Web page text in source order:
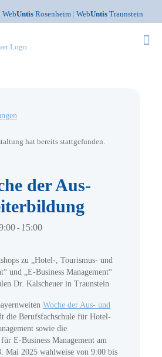
WebUntis Rosenheim | WebUntis Traunstein
hat bereits stattgefunden.
der Aus-
- 15:00
zu „Hotel-, Tourismus- und
und „E-Business Management“
Dr. Kalscheuer in Traunstein
Woche der Aus- und
die Berufsfachschule für Hotel-
sowie die
E-Business Management am
Mai 2025 wahlweise von 9:00 bis